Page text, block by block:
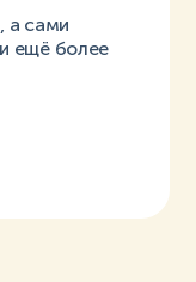
а сами
ещё более